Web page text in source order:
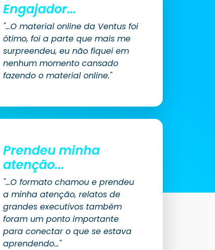
Engajador...
"...O material online da Ventus foi
ótimo, foi a parte que mais me
surpreendeu, eu não fiquei em
nenhum momento cansado
fazendo o material online."
Prendeu minha
atenção...
"...O formato chamou e prendeu
a minha atenção, relatos de
grandes executivos também
foram um ponto importante
para conectar o que se estava
aprendendo..."